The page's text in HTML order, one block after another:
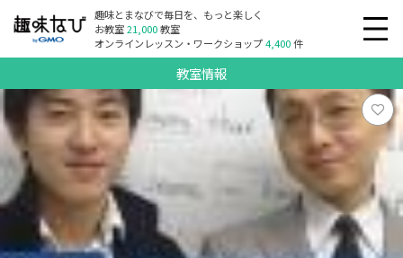
趣味とまなびで毎日を、もっと楽しく
お教室21,000教室
オンラインレッスン・ワークショップ4,400件
教室情報